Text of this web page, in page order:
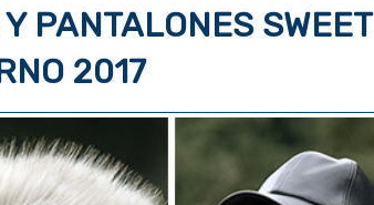
PANTALONES SWEET
2017